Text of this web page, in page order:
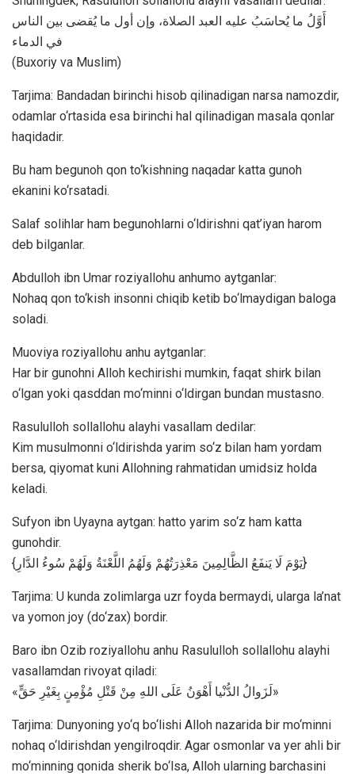
أَوَّلُ ما يُحاسَبُ عليه العبد الصلاة، وإن أول ما يُقضى بين الناس
في الدماء
(Buxoriy va Muslim)
Tarjima: Bandadan birinchi hisob qilinadigan narsa namozdir,
odamlar o‘rtasida esa birinchi hal qilinadigan masala qonlar
haqidadir.
Bu ham begunoh qon to‘kishning naqadar katta gunoh
ekanini ko‘rsatadi.
Salaf solihlar ham begunohlarni o‘ldirishni qat’iyan harom
deb bilganlar.
Abdulloh ibn Umar roziyallohu anhumo aytganlar:
Nohaq qon to‘kish insonni chiqib ketib bo‘lmaydigan baloga
soladi.
Muoviya roziyallohu anhu aytganlar:
Har bir gunohni Alloh kechirishi mumkin, faqat shirk bilan
o‘lgan yoki qasddan mo‘minni o‘ldirgan bundan mustasno.
Rasululloh sollallohu alayhi vasallam dedilar:
Kim musulmonni o‘ldirishda yarim so‘z bilan ham yordam
bersa, qiyomat kuni Allohning rahmatidan umidsiz holda
keladi.
Sufyon ibn Uyayna aytgan: hatto yarim so‘z ham katta
gunohdir.
{يَوْمَ لَا يَنفَعُ الظَّالِمِينَ مَعْذِرَتُهُمْ وَلَهُمُ اللَّعْنَةُ وَلَهُمْ سُوءُ الدَّارِ}
Tarjima: U kunda zolimlarga uzr foyda bermaydi, ularga la’nat
va yomon joy (do‘zax) bordir.
Baro ibn Ozib roziyallohu anhu Rasululloh sollallohu alayhi
vasallamdan rivoyat qiladi:
«لَزَوالُ الدُّنْيا أَهْوَنُ عَلَى اللهِ مِنْ قَتْلِ مُؤْمِنٍ بِغَيْرِ حَقٍّ»
Tarjima: Dunyoning yo‘q bo‘lishi Alloh nazarida bir mo‘minni
nohaq o‘ldirishdan yengilroqdir. Agar osmonlar va yer ahli bir
mo‘minning qonida sherik bo‘lsa, Alloh ularning barchasini